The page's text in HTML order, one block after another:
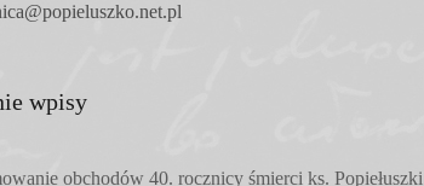
wpisy
obchodów 40. rocznicy śmierci ks. Popiełuszki